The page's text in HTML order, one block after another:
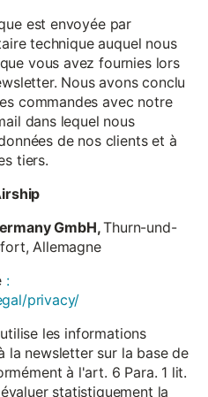
est envoyée par
technique auquel nous
vous avez fournies lors
Nous avons conclu
commandes avec notre
dans lequel nous
de nos clients et à
tiers.
GmbH,Thurn-und-
Allemagne
:
privacy/
les informations
la newsletter sur la base de
à l'art. 6 Para. 1 lit.
statistiquement la